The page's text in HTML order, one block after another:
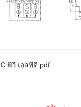
พีวี เอสพีดี.pdf